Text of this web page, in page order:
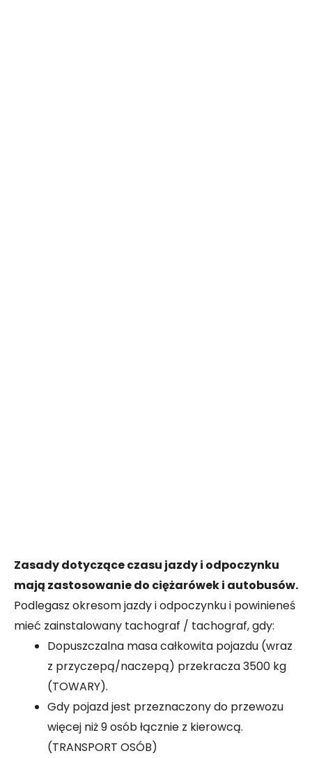
Zasady dotyczące czasu jazdy i odpoczynku
mają zastosowanie do ciężarówek i autobusów.
Podlegasz okresom jazdy i odpoczynku i powinieneś
mieć zainstalowany tachograf / tachograf, gdy:
Dopuszczalna masa całkowita pojazdu (wraz
z przyczepą/naczepą) przekracza 3500 kg
(TOWARY).
Gdy pojazd jest przeznaczony do przewozu
więcej niż 9 osób łącznie z kierowcą.
(TRANSPORT OSÓB)